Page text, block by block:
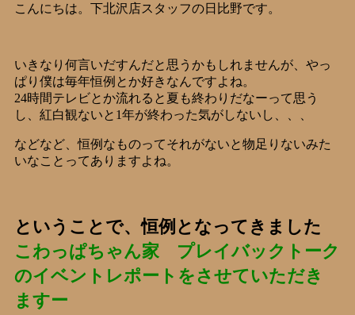
こんにちは。下北沢店スタッフの日比野です。
いきなり何言いだすんだと思うかもしれませんが、やっ
ぱり僕は毎年恒例とか好きなんですよね。
24時間テレビとか流れると夏も終わりだなーって思う
し、紅白観ないと1年が終わった気がしないし、、、
などなど、恒例なものってそれがないと物足りないみた
いなことってありますよね。
ということで、恒例となってきました
こわっぱちゃん家 プレイバックトーク
のイベントレポートをさせていただき
ますー